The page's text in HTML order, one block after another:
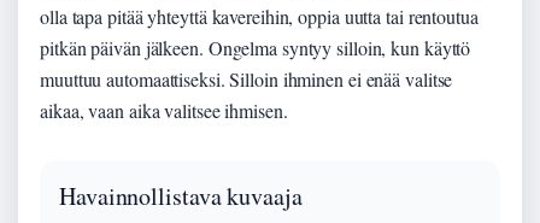
olla tapa pitää yhteyttä kavereihin, oppia uutta tai rentoutua
pitkän päivän jälkeen. Ongelma syntyy silloin, kun käyttö
muuttuu automaattiseksi. Silloin ihminen ei enää valitse
aikaa, vaan aika valitsee ihmisen.
Havainnollistava kuvaaja